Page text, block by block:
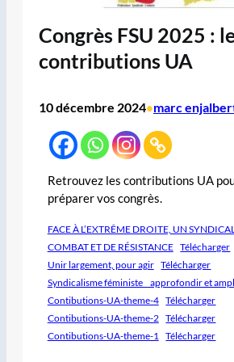
Congrès FSU 2025 :
contributions UA
10 décembre 2024•marc
Retrouvez les contributions UA
préparer vos congrès.
FACE À L’EXTRÊME DROITE, UN
COMBAT ET DE RÉSISTANCE
Télécharger
Unir largement, pour agir
Télécharger
Syndicalisme féministe _ approfondir et
Contibutions-UA-theme-4
Télécharger
Contibutions-UA-theme-2
Télécharger
Contibutions-UA-theme-1
Télécharger